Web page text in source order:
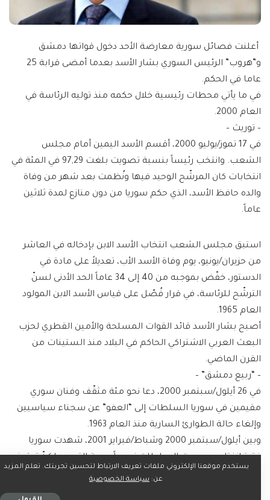
أعلنت فصائل سورية معارضة الأحد دخول قواتها دمشق
و”هروب” الرئيس السوري بشار الأسد بعدما أمضى قرابة 25
عاما في الحكم.
في ما يأتي محطات رئيسية خلال حكمه منذ توليه الرئاسة في
العام 2000.
– توريث –
في 17 تموز/يوليو 2000، أقسم الأسد اليمين أمام مجلس
الشعب. وانتخب رئيساً بنسبة تصويت بلغت 97,29 في المئة في
انتخابات كان المرشّح الوحيد فيها ونُظمت بعد شهر من وفاة
والده حافظ الأسد، الذي حكم سوريا من دون منازع لمدة ثلاثين
عاماً.
استبق مجلس الشعب انتخاب الأسد الابن بإدخاله في العاشر
من حزيران/يونيو، يوم وفاة الأسد الأب، تعديلاً على مادة في
الدستور، خفّض بموجبه من 40 إلى 34 عاماً الحد الأدنى لسنّ
الترشّح للرئاسة، في قرار فُصّل على قياس الأسد الابن المولود
العام 1965.
أصبح بشار الأسد قائد القوات المسلحة والأمين القطري لحزب
البعث العربي الاشتراكي الحاكم في البلاد منذ الستينات من
القرن الماضي.
– “ربيع دمشق” –
في 26 أيلول/سبتمبر 2000، دعا نحو مئة مثقّف وفنان سوري
مقيمين في سوريا السلطات إلى “العفو” عن سجناء سياسيين
وإلغاء حالة الطوارئ السارية منذ العام 1963.
وبين أيلول/سبتمبر 2000 وشباط/فبراير 2001، شهدت سوريا
فترة انفتاح وسمحت السلطات نسبياً بحرية التعبير. لكنّ توقيف
عشرة معارضين صيف 2001 وضع حداً لما عُرف وقتها بـ”ربيع
يستخدم موقعنا الإلكتروني ملفات تعريف الارتباط لتحسين تجربتك. تعلم المزيد
عن: سياسة الخصوصية